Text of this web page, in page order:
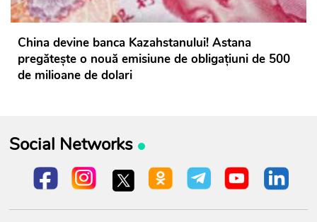
China devine banca Kazahstanului! Astana
pregătește o nouă emisiune de obligațiuni de 500
de milioane de dolari
Social Networks